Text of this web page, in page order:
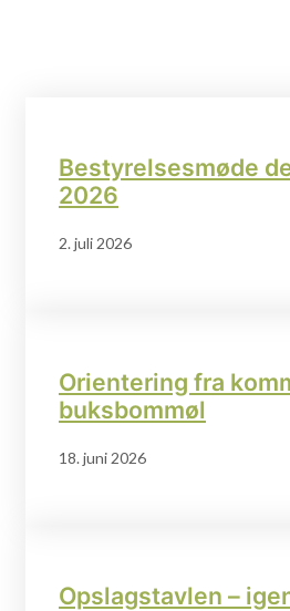
Bestyrelsesmøde
2026
2. juli 2026
Orientering fra
buksbommøl
18. juni 2026
Opslagstavlen –